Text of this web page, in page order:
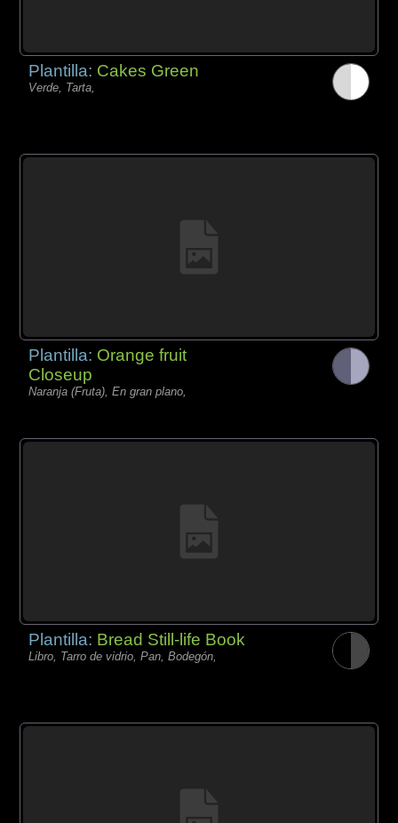
Plantilla: Cakes Green
Verde, Tarta,
Plantilla: Orange fruit
Closeup
Naranja (Fruta), En gran plano,
Plantilla: Bread Still-life Book
Libro, Tarro de vidrio, Pan, Bodegón,